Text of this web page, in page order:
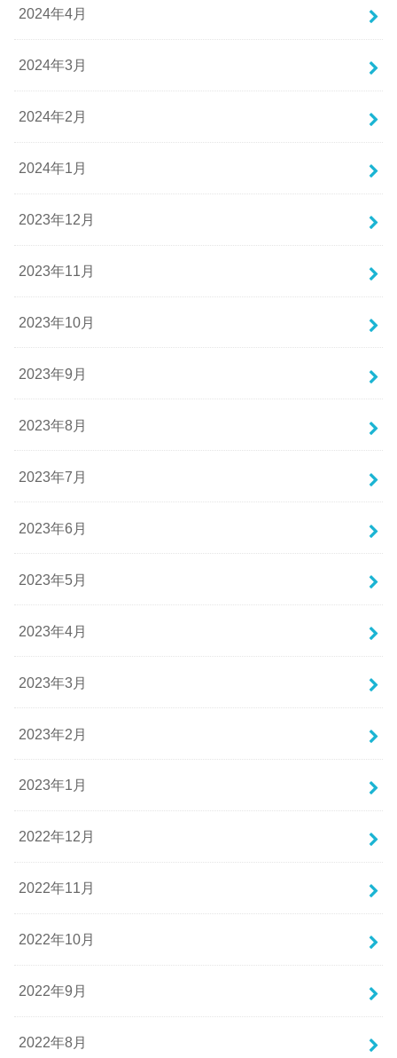
2024年4月
2024年3月
2024年2月
2024年1月
2023年12月
2023年11月
2023年10月
2023年9月
2023年8月
2023年7月
2023年6月
2023年5月
2023年4月
2023年3月
2023年2月
2023年1月
2022年12月
2022年11月
2022年10月
2022年9月
2022年8月